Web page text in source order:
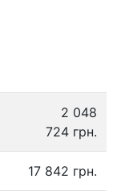
2 048
724 грн.
17 842 грн.